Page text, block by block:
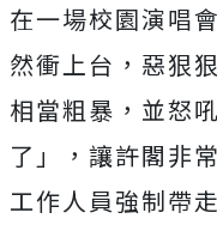
在一場校園演唱
然衝上台，惡狠
相當粗暴，並怒
了」，讓許閣非
工作人員強制帶